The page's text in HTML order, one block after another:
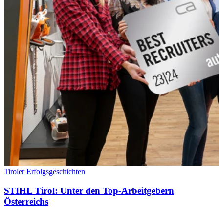
Tiroler Erfolgsgeschichten
STIHL Tirol: Unter den Top-Arbeitgebern
Österreichs